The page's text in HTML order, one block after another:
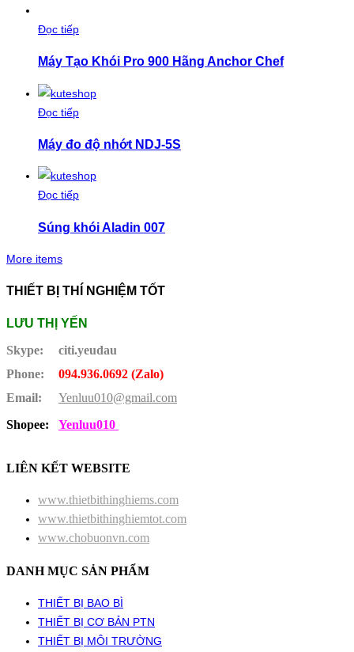
Đọc tiếp
Máy Tạo Khói Pro 900 Hãng Anchor Chef
Đọc tiếp
Máy đo độ nhớt NDJ-5S
Đọc tiếp
Súng khói Aladin 007
More items
THIẾT BỊ THÍ NGHIỆM TỐT
LƯU THỊ YẾN
Skype:
citi.yeudau
Phone:
094.936.0692 (Zalo)
Email:
Yenluu010@gmail.com
Shopee:
Yenluu010
LIÊN KẾT WEBSITE
www.thietbithinghiems.com
www.thietbithinghiemtot.com
www.chobuonvn.com
DANH MỤC SẢN PHẨM
THIẾT BỊ BAO BÌ
THIẾT BỊ CƠ BẢN PTN
THIẾT BỊ MÔI TRƯỜNG